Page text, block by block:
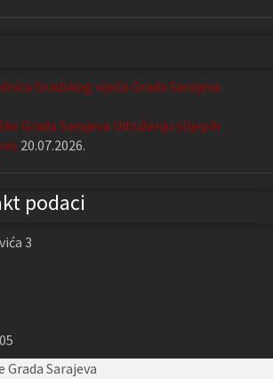
Gradskog vijeća Grada Sarajeva
Grada Sarajeva Udruženju slijepih
20.07.2026.
podaci
3
Grada Sarajeva